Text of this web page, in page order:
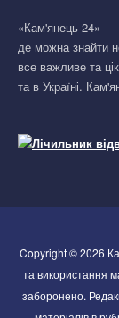
«Кам'янець 24» —
де можна знайти
все важливе та
та в Україні.
Copyright © 2026
та використання
заборонено.